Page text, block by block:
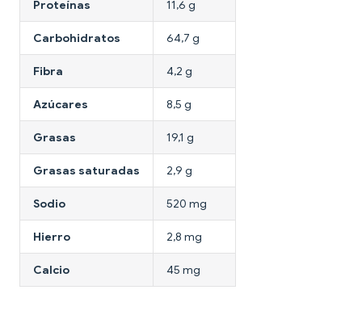
Proteínas 11,6 g
Carbohidratos 64,7 g
Fibra 4,2 g
Azúcares 8,5 g
Grasas 19,1 g
Grasas saturadas 2,9 g
Sodio 520 mg
Hierro 2,8 mg
Calcio 45 mg